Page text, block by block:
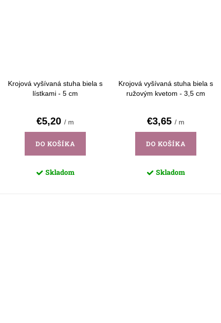
Krojová vyšívaná stuha biela s
lístkami - 5 cm
€5,20 / m
DO KOŠÍKA
Skladom
Krojová vyšívaná stuha biela s
ružovým kvetom - 3,5 cm
€3,65 / m
DO KOŠÍKA
Skladom